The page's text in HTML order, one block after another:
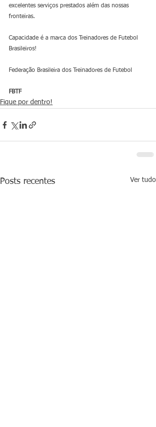
excelentes serviços prestados além das nossas
fronteiras.
Capacidade é a marca dos Treinadores de Futebol
Brasileiros!
Federação Brasileira dos Treinadores de Futebol
FBTF
Fique por dentro!
Posts recentes Ver tudo